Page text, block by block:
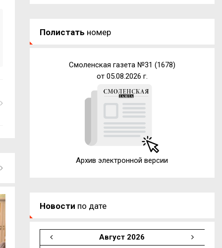
Полистать номер
Смоленская газета №31 (1678)
от 05.08.2026 г.
Архив электронной версии
Новости по дате
Август 2026